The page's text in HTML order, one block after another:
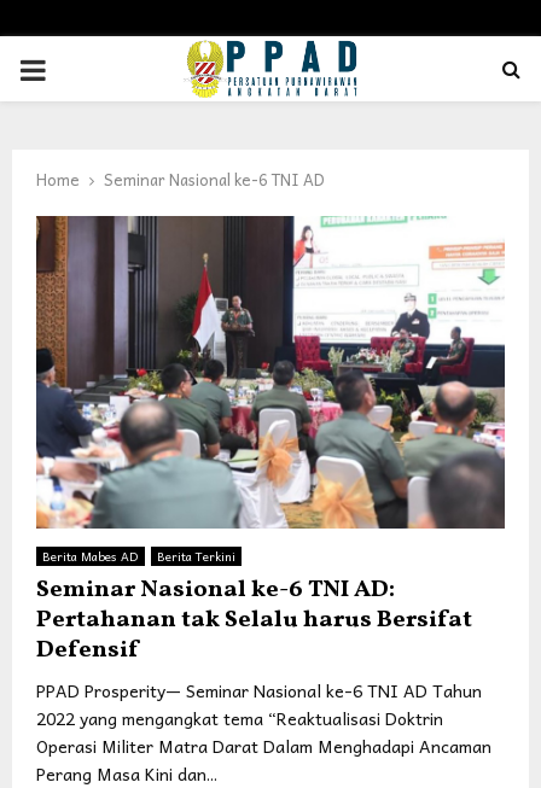
PRIMARY
Home Seminar Nasional ke-6 TNI AD
Berita Mabes AD Berita Terkini
Seminar Nasional ke-6 TNI AD:
Pertahanan tak Selalu harus Bersifat
Defensif
PPAD Prosperity— Seminar Nasional ke-6 TNI AD Tahun
2022 yang mengangkat tema “Reaktualisasi Doktrin
Operasi Militer Matra Darat Dalam Menghadapi Ancaman
Perang Masa Kini dan...